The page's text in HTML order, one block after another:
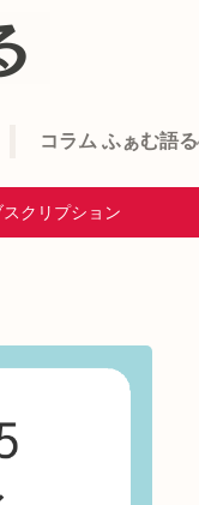
コラム ふぁむ語る
クリプション